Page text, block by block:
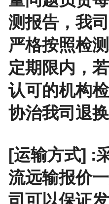
测报告，我
严格按照检
定期限内，
认可的机构
协治我司退换
[运输方式] :
流远输报价
司可以保证